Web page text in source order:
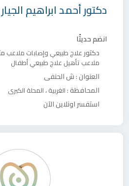
دكتورأحمد ابراهيم الجيار
انضم حديثًا
دكتور علاج طبيعي وإصابات ملاعب
ملاعب تأهيل علاج طبيعي أطفال
العنوان :ش الحنفى
المحافظة :الغربية،المحلة الكبرى
استفسر اونلاين الآن